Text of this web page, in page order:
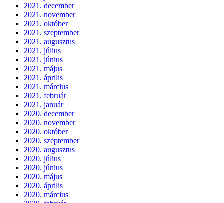
2021. december
2021. november
2021. október
2021. szeptember
2021. augusztus
2021. július
2021. június
2021. május
2021. április
2021. március
2021. február
2021. január
2020. december
2020. november
2020. október
2020. szeptember
2020. augusztus
2020. július
2020. június
2020. május
2020. április
2020. március